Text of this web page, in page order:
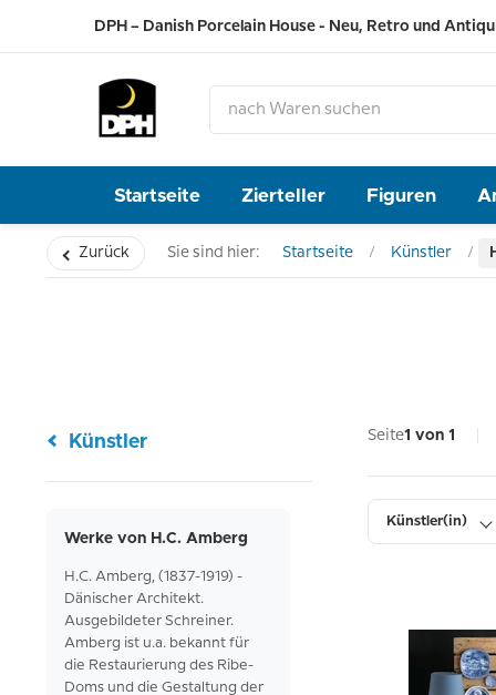
DPH – Danish Porcelain House - Neu, Retro und
Startseite Zierteller Figuren
Zurück Sie sind hier: Startseite Künstler
Künstler
Werke von H.C. Amberg
H.C. Amberg, (1837-1919) -
Dänischer Architekt.
Ausgebildeter Schreiner.
Amberg ist u.a. bekannt für
die Restaurierung des Ribe-
Doms und die Gestaltung der
Seite1 von 1
Künstler(in)